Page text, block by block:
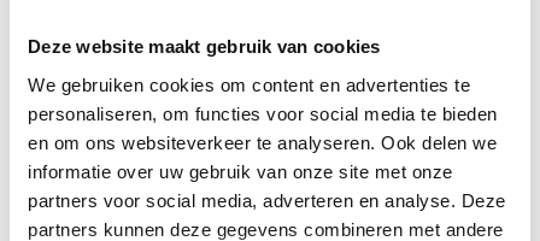
Deze website maakt gebruik van cookies
We gebruiken cookies om content en advertenties te
personaliseren, om functies voor social media te bieden
en om ons websiteverkeer te analyseren. Ook delen we
informatie over uw gebruik van onze site met onze
partners voor social media, adverteren en analyse. Deze
partners kunnen deze gegevens combineren met andere
•⁠ ⁠Free shipping from €35,-
•⁠ Please note: shipping from €1.95
•⁠ ⁠Premium stainless steel